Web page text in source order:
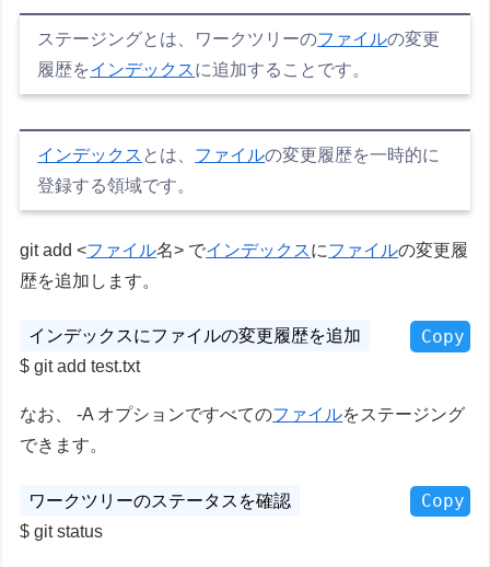
ステージングとは、ワークツリーのファイルの変更
履歴をインデックスに追加することです。
インデックス とは、 ファイルの変更履歴を一時的に
登録する領域です。
git add <ファイル名> でインデックスにファイルの変更履
歴を追加します。
Copy
git add test.txt
なお、 -A オプションですべてのファイルをステージング
できます。
Copy
git status